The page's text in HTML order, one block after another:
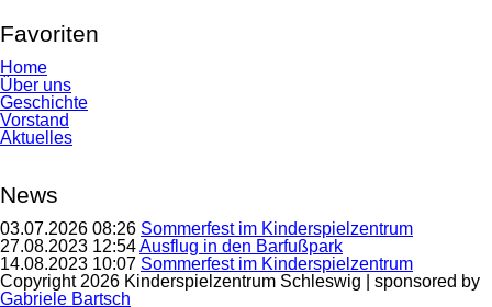
Favoriten
Navigation
überspringen
Home
Über uns
Geschichte
Vorstand
Aktuelles
News
03.07.2026 08:26 Sommerfest im Kinderspielzentrum
27.08.2023 12:54Ausflug in den Barfußpark
14.08.2023 10:07 Sommerfest im Kinderspielzentrum
Copyright 2026 Kinderspielzentrum Schleswig | sponsored by
Gabriele Bartsch